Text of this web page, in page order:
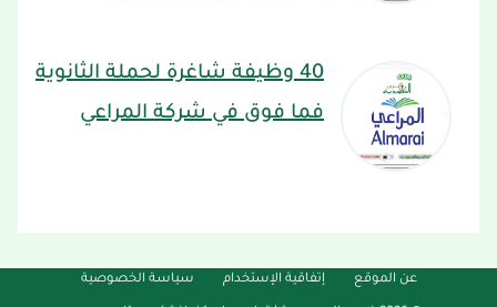
40 وظيفة شاغرة لحملة الثانوية
فما فوق في شركة المراعي
عن الموقع إتفاقية الإستخدام سياسة الخصوصية